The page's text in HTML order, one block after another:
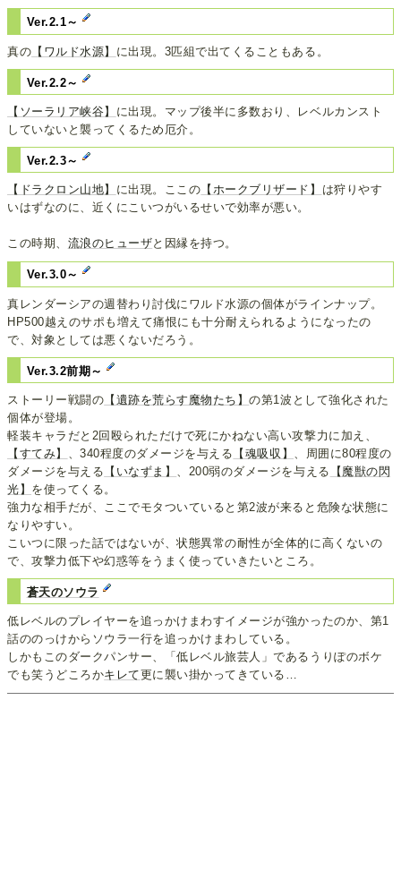
Ver.2.1～
真の 【ワルド水源】 に出現。3匹組で出てくることもある。
Ver.2.2～
【ソーラリア峡谷】 に出現。マップ後半に多数おり、レベルカンスト
していないと襲ってくるため厄介。
Ver.2.3～
【ドラクロン山地】 に出現。ここの 【ホークブリザード】 は狩りやす
いはずなのに、近くにこいつがいるせいで効率が悪い。
この時期、 流浪のヒューザと因縁を持つ。
Ver.3.0～
真レンダーシアの週替わり討伐にワルド水源の個体がラインナップ。
HP500越えのサポも増えて痛恨にも十分耐えられるようになったの
で、対象としては悪くないだろう。
Ver.3.2前期～
ストーリー戦闘の 【遺跡を荒らす魔物たち】の第1波として強化された
個体が登場。
軽装キャラだと2回殴られただけで死にかねない高い攻撃力に加え、
【すてみ】 、340程度のダメージを与える 【魂吸収】 、周囲に80程度の
ダメージを与える 【いなずま】 、200弱のダメージを与える
【魔獣の閃
光】 を使ってくる。
強力な相手だが、ここでモタついていると第2波が来ると危険な状態に
なりやすい。
こいつに限った話ではないが、状態異常の耐性が全体的に高くないの
で、攻撃力低下や幻惑等をうまく使っていきたいところ。
蒼天のソウラ
低レベルのプレイヤーを追っかけまわすイメージが強かったのか、第1
話ののっけからソウラ一行を追っかけまわしている。
しかもこのダークパンサー、「低レベル旅芸人」であるうりぽのボケ
でも笑うどころかキレて更に襲い掛かってきている…